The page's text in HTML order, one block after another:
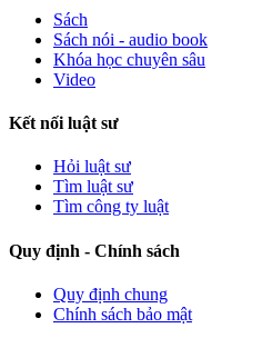
Sách
Sách nói - audio book
Khóa học chuyên sâu
Video
Kết nối luật sư
Hỏi luật sư
Tìm luật sư
Tìm công ty luật
Quy định - Chính sách
Quy định chung
Chính sách bảo mật